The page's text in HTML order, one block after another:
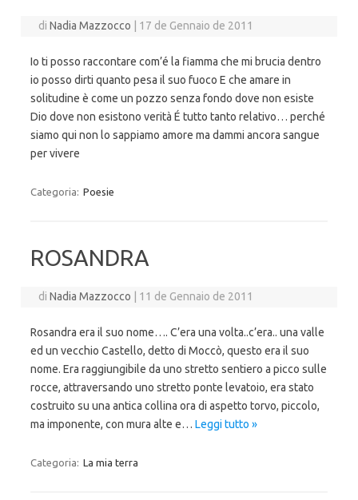
diNadia Mazzocco 17 de Gennaio de 2011
Io ti posso raccontare com’é la fiamma che mi brucia dentro
io posso dirti quanto pesa il suo fuoco E che amare in
solitudine è come un pozzo senza fondo dove non esiste
Dio dove non esistono verità É tutto tanto relativo… perché
siamo qui non lo sappiamo amore ma dammi ancora sangue
per vivere
Categoria: Poesie
ROSANDRA
diNadia Mazzocco 11 de Gennaio de 2011
Rosandra era il suo nome…. C’era una volta..c’era.. una valle
ed un vecchio Castello, detto di Moccò, questo era il suo
nome. Era raggiungibile da uno stretto sentiero a picco sulle
rocce, attraversando uno stretto ponte levatoio, era stato
costruito su una antica collina ora di aspetto torvo, piccolo,
ma imponente, con mura alte e… Leggi tutto »
Categoria: La mia terra